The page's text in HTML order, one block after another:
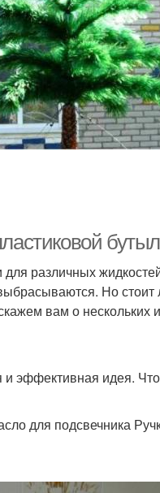
различных
Но стоит
вам о нескольких
и эффективная идея.
для подсвечника